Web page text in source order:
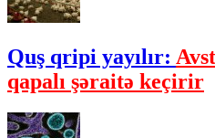
Quş qripi yayılır:
qapalı şəraitə keçirir